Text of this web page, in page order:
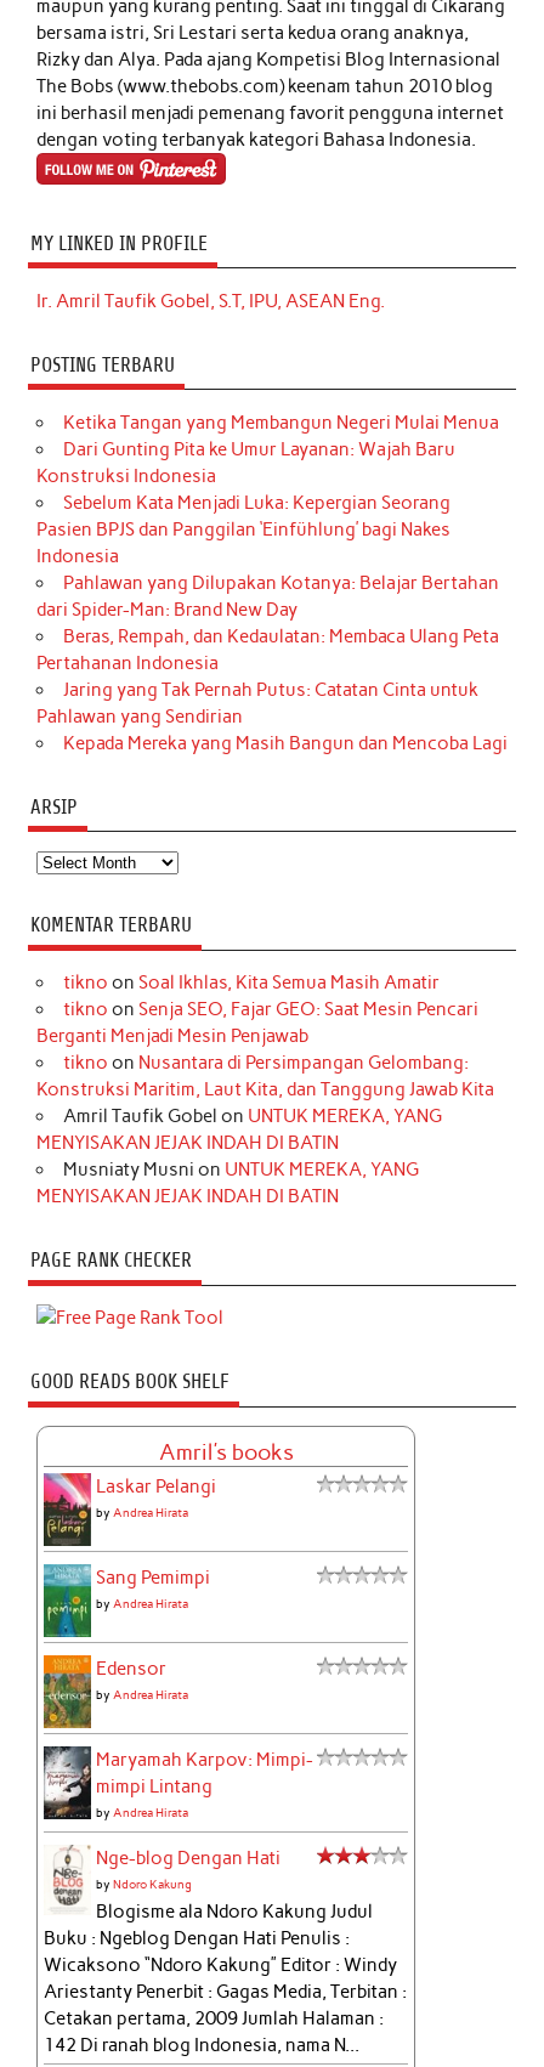
maupun yang kurang penting. Saat ini tinggal di Cikarang
bersama istri, Sri Lestari serta kedua orang anaknya,
Rizky dan Alya. Pada ajang Kompetisi Blog Internasional
The Bobs (www.thebobs.com) keenam tahun 2010 blog
ini berhasil menjadi pemenang favorit pengguna internet
dengan voting terbanyak kategori Bahasa Indonesia.
MY LINKED IN PROFILE
Ir. Amril Taufik Gobel, S.T, IPU, ASEAN Eng.
POSTING TERBARU
Ketika Tangan yang Membangun Negeri Mulai Menua
Dari Gunting Pita ke Umur Layanan: Wajah Baru
Konstruksi Indonesia
Sebelum Kata Menjadi Luka: Kepergian Seorang
Pasien BPJS dan Panggilan ‘Einfühlung’ bagi Nakes
Indonesia
Pahlawan yang Dilupakan Kotanya: Belajar Bertahan
dari Spider-Man: Brand New Day
Beras, Rempah, dan Kedaulatan: Membaca Ulang Peta
Pertahanan Indonesia
Jaring yang Tak Pernah Putus: Catatan Cinta untuk
Pahlawan yang Sendirian
Kepada Mereka yang Masih Bangun dan Mencoba Lagi
ARSIP
Arsip
KOMENTAR TERBARU
tikno on Soal Ikhlas, Kita Semua Masih Amatir
tikno on Senja SEO, Fajar GEO: Saat Mesin Pencari
Berganti Menjadi Mesin Penjawab
tikno on Nusantara di Persimpangan Gelombang:
Konstruksi Maritim, Laut Kita, dan Tanggung Jawab Kita
Amril Taufik Gobel on UNTUK MEREKA, YANG
MENYISAKAN JEJAK INDAH DI BATIN
Musniaty Musni on UNTUK MEREKA, YANG
MENYISAKAN JEJAK INDAH DI BATIN
PAGE RANK CHECKER
GOOD READS BOOK SHELF
Amril's books
Laskar Pelangi
byAndrea Hirata
Sang Pemimpi
byAndrea Hirata
Edensor
byAndrea Hirata
Maryamah Karpov: Mimpi-
mimpi Lintang
byAndrea Hirata
Nge-blog Dengan Hati
byNdoro Kakung
Blogisme ala Ndoro Kakung Judul
Buku : Ngeblog Dengan Hati Penulis :
Wicaksono “Ndoro Kakung” Editor : Windy
Ariestanty Penerbit : Gagas Media, Terbitan :
Cetakan pertama, 2009 Jumlah Halaman :
142 Di ranah blog Indonesia, nama N...